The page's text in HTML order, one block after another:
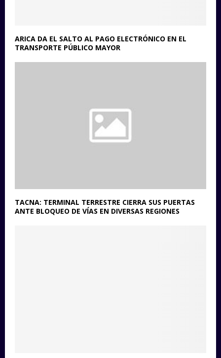
ARICA DA EL SALTO AL PAGO ELECTRÓNICO EN EL
TRANSPORTE PÚBLICO MAYOR
TACNA: TERMINAL TERRESTRE CIERRA SUS PUERTAS
ANTE BLOQUEO DE VÍAS EN DIVERSAS REGIONES